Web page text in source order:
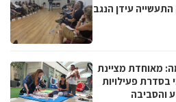
עידן הנגב
מאוחדת מציינת
פעילויות
והסביבה